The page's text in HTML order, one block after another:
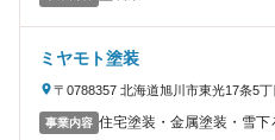
ミヤモト塗装
〒0788357 北海道旭川市東光17条5
事業内容 住宅塗装・金属塗装・雪下